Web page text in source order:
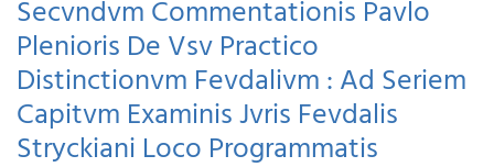
Secvndvm Commentationis Pavlo
Plenioris De Vsv Practico
Distinctionvm Fevdalivm : Ad Seriem
Capitvm Examinis Jvris Fevdalis
Stryckiani Loco Programmatis